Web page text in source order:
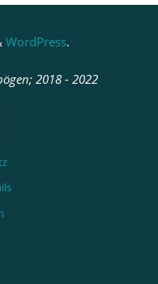
WordPress.
2018 - 2022